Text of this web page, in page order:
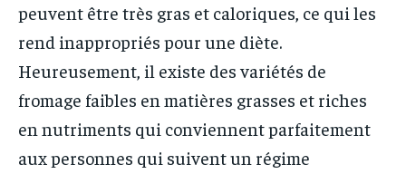
peuvent être très gras et caloriques, ce qui les
rend inappropriés pour une diète.
Heureusement, il existe des variétés de
fromage faibles en matières grasses et riches
en nutriments qui conviennent parfaitement
aux personnes qui suivent un régime